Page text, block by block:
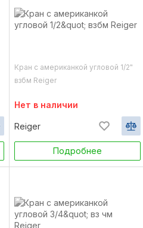
Кран с американкой угловой 1/2"
взбм Reiger
Нет в наличии
Reiger
Подробнее